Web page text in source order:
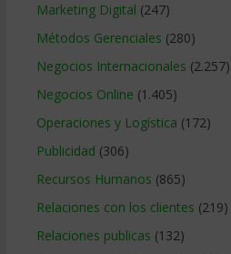
Marketing Digital (247)
Métodos Gerenciales (280)
Negocios Internacionales (2.257)
Negocios Online (1.405)
Operaciones y Logística (172)
Publicidad (306)
Recursos Humanos (865)
Relaciones con los clientes (219)
Relaciones publicas (132)